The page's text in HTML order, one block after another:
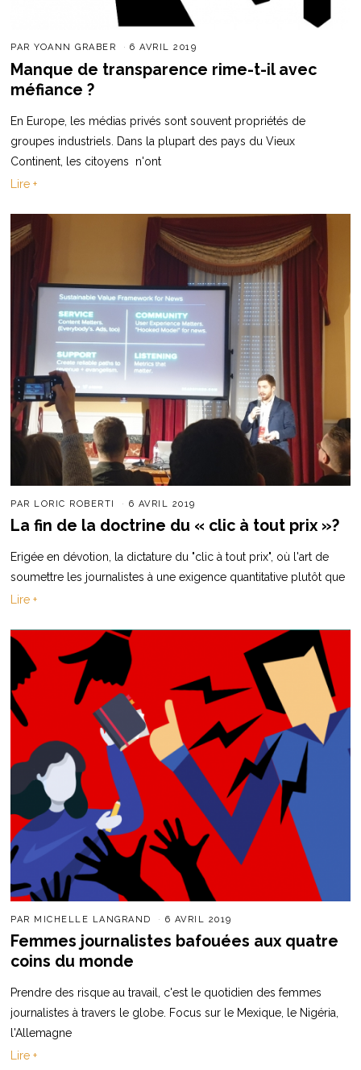
PARYOANN GRABER 6 AVRIL 2019
Manque de transparence rime-t-il avec
méfiance ?
En Europe, les médias privés sont souvent propriétés de
groupes industriels. Dans la plupart des pays du Vieux
Continent, les citoyens n'ont
Lire +
PAR LORIC ROBERTI 6 AVRIL 2019
La fin de la doctrine du « clic à tout prix »?
Erigée en dévotion, la dictature du "clic à tout prix", où l'art de
soumettre les journalistes à une exigence quantitative plutôt que
Lire +
PAR MICHELLE LANGRAND 6 AVRIL 2019
Femmes journalistes bafouées aux quatre
coins du monde
Prendre des risque au travail, c'est le quotidien des femmes
journalistes à travers le globe. Focus sur le Mexique, le Nigéria,
l'Allemagne
Lire +